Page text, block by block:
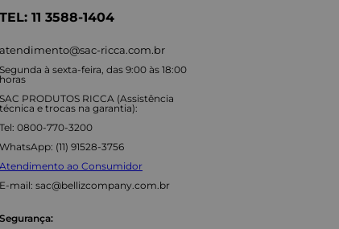
TEL: 11 3588-1404
atendimento@sac-ricca.com.br
Segunda à sexta-feira, das 9:00 às 18:00
horas
SAC PRODUTOS RICCA (Assistência
técnica e trocas na garantia):
Tel: 0800-770-3200
WhatsApp: (11) 91528-3756
Atendimento ao Consumidor
E-mail: sac@bellizcompany.com.br
Segurança: